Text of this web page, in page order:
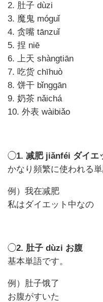
2. 肚子 dùzi
3. 魔鬼 móguǐ
4. 贪嘴 tānzuǐ
5. 捏 niē
6. 上天 shàngtiān
7. 吃货 chīhuò
8. 饼干 bǐnggān
9. 奶茶 nǎichá
10. 外表 wàibiǎo
◯1. 减肥 jiǎnféi ダイエ
かなり頻繁に使われる単
例）我在减肥
私はダイエット中なの
◯2. 肚子 dùzi お腹
基本単語です。
例）肚子饿了
お腹がすいた